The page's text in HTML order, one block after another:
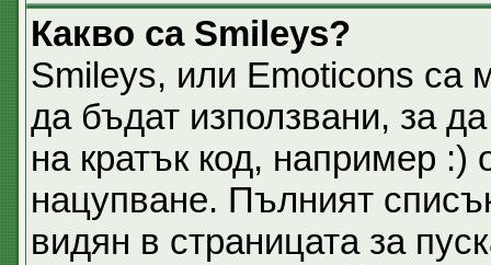
Какво са Smileys?
Smileys, или Emoticons са
да бъдат използвани, за
на кратък код, например :)
нацупване. Пълният
видян в страницата за